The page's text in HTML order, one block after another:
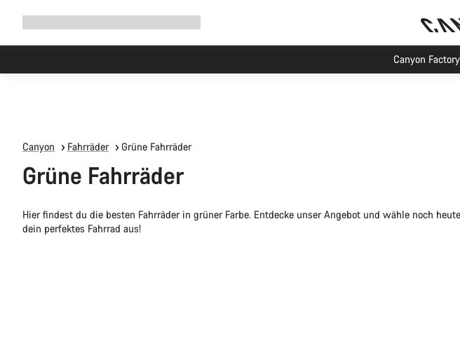
Canyon
Canyon Fahrräder Grüne Fahrräder
Grüne Fahrräder
Hier findest du die besten Fahrräder in grüner Farbe. Entdecke unser Angebot und wähle noch heute
dein perfektes Fahrrad aus!